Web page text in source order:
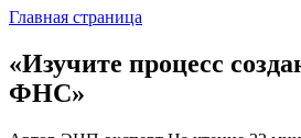
Главная страница
«Изучите процесс
ФНС»